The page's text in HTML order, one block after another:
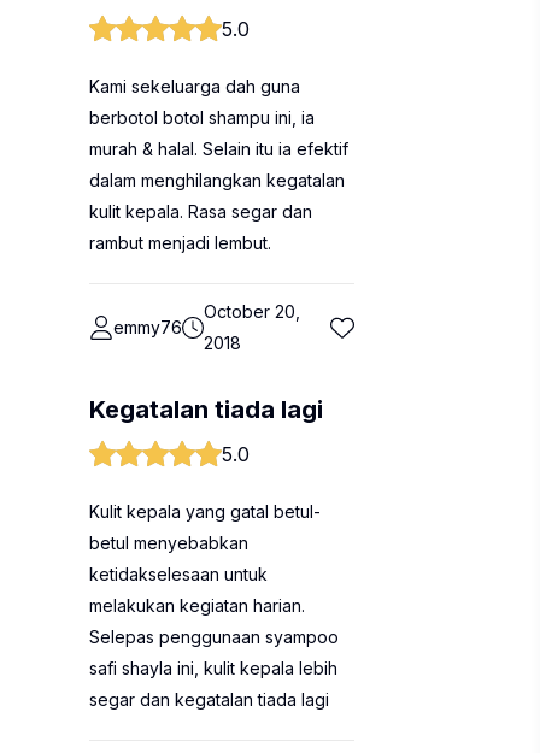
5.0
Kami sekeluarga dah guna
berbotol botol shampu ini, ia
murah & halal. Selain itu ia efektif
dalam menghilangkan kegatalan
kulit kepala. Rasa segar dan
rambut menjadi lembut.
emmy76
October 20,
2018
Kegatalan tiada lagi
5.0
Kulit kepala yang gatal betul-
betul menyebabkan
ketidakselesaan untuk
melakukan kegiatan harian.
Selepas penggunaan syampoo
safi shayla ini, kulit kepala lebih
segar dan kegatalan tiada lagi